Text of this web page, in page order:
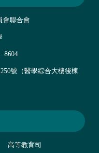
會聯合會
8604
號（醫學綜合大樓後棟
高等教育司